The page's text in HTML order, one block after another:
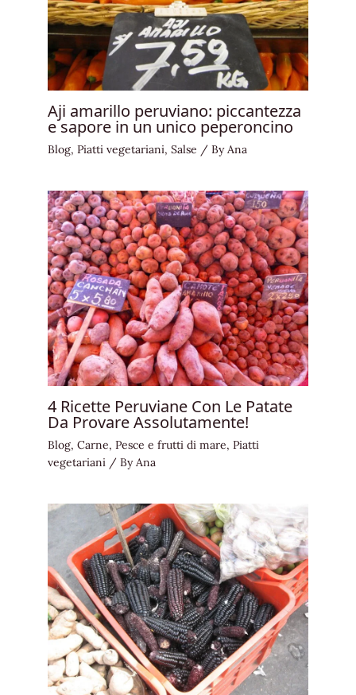
Aji amarillo peruviano: piccantezza
e sapore in un unico peperoncino
Blog, Piatti vegetariani, Salse / ByAna
4 Ricette Peruviane Con Le Patate
Da Provare Assolutamente!
Blog, Carne, Pesce e frutti di mare, Piatti
vegetariani / ByAna